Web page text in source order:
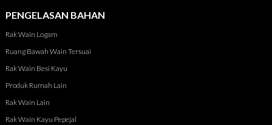
PENGELASAN BAHAN
Rak Wain Logam
Ruang Bawah Wain Tersuai
Rak Wain Besi Kayu
Produk Rumah Lain
Rak Wain Lain
Rak Wain Kayu Pepejal